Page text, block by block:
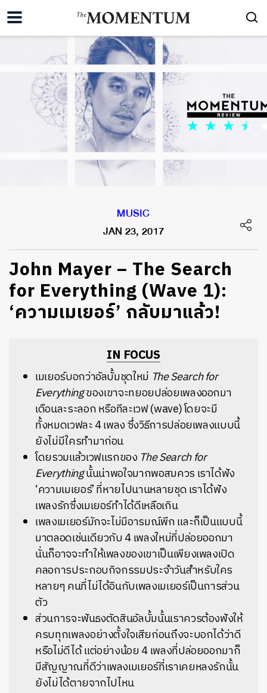
MUSIC
JAN 23, 2017
John Mayer – The Search
for Everything (Wave 1):
‘ความเมเยอร์’ กลับมาแล้ว!
IN FOCUS
เมเยอร์บอกว่าอัลบั้มชุดใหม่ The Search for
Everythingของเขาจะทยอยปล่อยเพลงออกมา
เดือนละระลอก หรือทีละเวฟ (wave) โดยจะมี
ทั้งหมดเวฟละ 4 เพลง ซึ่งวิธีการปล่อยเพลงแบบนี้
ยังไม่มีใครทำมาก่อน
โดยรวมแล้วเวฟแรกของ The Search for
Everythingนั้นน่าพอใจมากพอสมควร เราได้ฟัง
‘ความเมเยอร์’ ที่หายไปนานหลายชุด เราได้ฟัง
เพลงรักซึ่งเมเยอร์ทำได้ดีเหลือเกิน
เพลงเมเยอร์มักจะไม่มีอารมณ์พีก และก็เป็นแบบนี้
มาตลอดเช่นเดียวกับ 4 เพลงใหม่ที่ปล่อยออกมา
นั่นก็อาจจะทำให้เพลงของเขาเป็นเพียงเพลงเปิด
คลอการประกอบกิจกรรมประจำวันสำหรับใคร
หลายๆ คนที่ไม่ได้อินกับเพลงเมเยอร์เป็นการส่วน
ตัว
ส่วนการจะฟันธงตัดสินอัลบั้มนั้นเราควรต้องฟังให้
ครบทุกเพลงอย่างตั้งใจเสียก่อนถึงจะบอกได้ว่าดี
หรือไม่ดีได้ แต่อย่างน้อย 4 เพลงที่ปล่อยออกมาก็
มีสัญญาณที่ดีว่าเพลงเมเยอร์ที่เราเคยหลงรักนั้น
ยังไม่ได้ตายจากไปไหน